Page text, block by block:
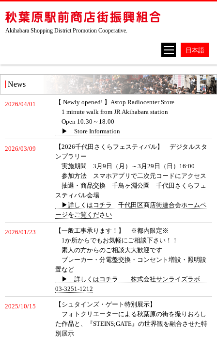
Akihabara Shopping District Promotion Cooperative.
News
2026/04/01
【 Newly opened! 】Astop Radiocenter Store
1 minute walk from JR Akihabara station
Open 10:30～18:00
▶ Store Information
2026/03/09
【2026千代田さくらフェスティバル】 デジタルスタ
ンプラリー
実施期間 3月9日（月）～3月29日（日）16:00
参加方法 スマホアプリで二次元コードにアクセス
抽選・商品交換 千鳥ヶ淵公園 千代田さくらフェ
スティバル会場
▶詳しくはコチラ 千代田区商店街連合会ホームペ
ージをご覧ください
2026/01/23
【一般工事承ります！】 ※都内限定※
1か所からでもお気軽にご相談下さい！！
素人の方からのご相談大大歓迎です
ブレーカー・分電盤交換・コンセント増設・照明設
置など
▶ 詳しくはコチラ 株式会社サンライズラボ
03-3251-1212
2025/10/15
【シュタインズ・ゲート特別展示】
フォトクリエーターによる秋葉原の街を撮りおろし
た作品と、『STEINS;GATE』の世界観を融合させた特
別展示